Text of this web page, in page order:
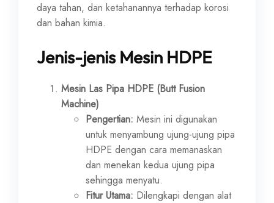
daya tahan, dan ketahanannya terhadap korosi
dan bahan kimia.
Jenis-jenis Mesin HDPE
Mesin Las Pipa HDPE (Butt Fusion
Machine)
Pengertian: Mesin ini digunakan
untuk menyambung ujung-ujung pipa
HDPE dengan cara memanaskan
dan menekan kedua ujung pipa
sehingga menyatu.
Fitur Utama: Dilengkapi dengan alat